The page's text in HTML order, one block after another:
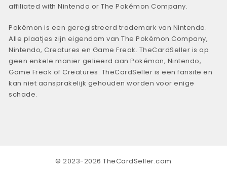
affiliated with Nintendo or The Pokémon Company.
Pokémon is een geregistreerd trademark van Nintendo.
Alle plaatjes zijn eigendom van The Pokémon Company,
Nintendo, Creatures en Game Freak. TheCardSeller is op
geen enkele manier gelieerd aan Pokémon, Nintendo,
Game Freak of Creatures. TheCardSeller is een fansite en
kan niet aansprakelijk gehouden worden voor enige
schade.
© 2023-2026 TheCardSeller.com